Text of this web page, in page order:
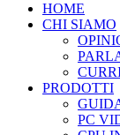
HOME
CHI SIAMO
PRODOTTI
PC